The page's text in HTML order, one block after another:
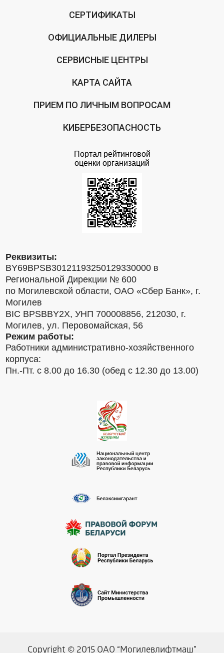
СЕРТИФИКАТЫ
ОФИЦИАЛЬНЫЕ ДИЛЕРЫ
СЕРВИСНЫЕ ЦЕНТРЫ
КАРТА САЙТА
ПРИЕМ ПО ЛИЧНЫМ ВОПРОСАМ
КИБЕРБЕЗОПАСНОСТЬ
Портал рейтинговой
оценки организаций
Реквизиты:
BY69BPSB30121193250129330000 в
Региональной Дирекции № 600
по Могилевской области, ОАО «Сбер Банк», г.
Могилев
BIC BPSBBY2X, УНП 700008856, 212030, г.
Могилев, ул. Перовомайская, 56
Режим работы:
Работники административно-хозяйственного
корпуса:
Пн.-Пт. с 8.00 до 16.30 (обед с 12.30 до 13.00)
Copyright © 2015 ОАО “Могилевлифтмаш”